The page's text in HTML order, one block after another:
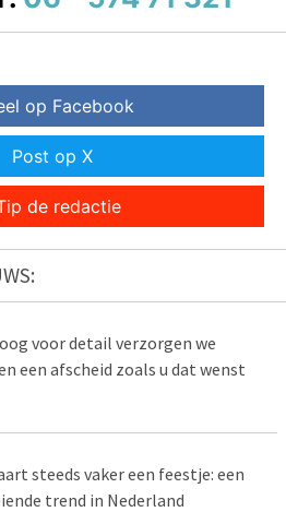
op Facebook
Post op X
de redactie
voor detail verzorgen we
een afscheid zoals u dat wenst
steeds vaker een feestje: een
trend in Nederland